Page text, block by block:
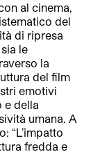
al cinema,
del
di ripresa
le
la
del film
emotivi
e della
umana. A
“L’impatto
fredda e